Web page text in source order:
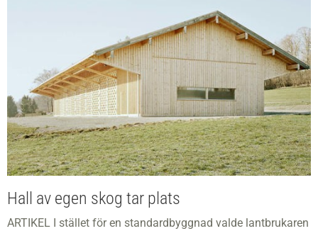
Hall av egen skog tar plats
ARTIKEL I stället för en standardbyggnad valde lantbrukaren